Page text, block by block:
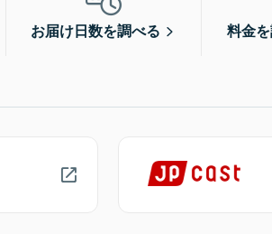
お届け日数を調べる 料金